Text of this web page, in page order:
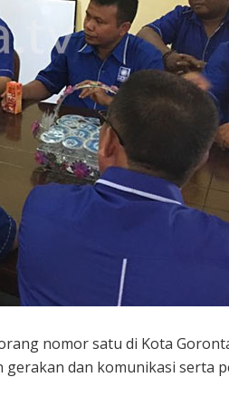
nomor satu di Kota
dan komunikasi serta